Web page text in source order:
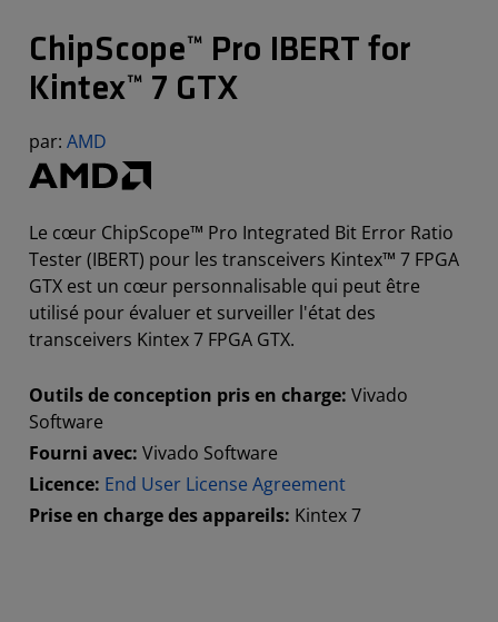
ChipScope™ Pro IBERT for
Kintex™ 7 GTX
par: AMD
Le cœur ChipScope™ Pro Integrated Bit Error Ratio
Tester (IBERT) pour les transceivers Kintex™ 7 FPGA
GTX est un cœur personnalisable qui peut être
utilisé pour évaluer et surveiller l'état des
transceivers Kintex 7 FPGA GTX.
Outils de conception pris en charge: Vivado
Software
Fourni avec: Vivado Software
Licence: End User License Agreement
Prise en charge des appareils: Kintex 7